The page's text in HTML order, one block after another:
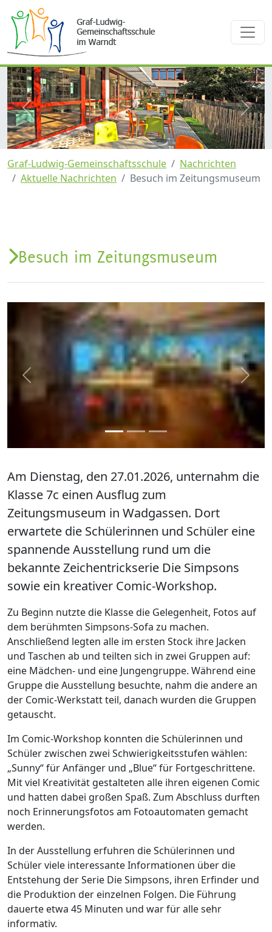
zurück
Graf-Ludwig-Gemeinschaftsschule
Nachrichten
Aktuelle Nachrichten
Besuch im Zeitungsmuseum
Besuch im Zeitungsmuseum
Am Dienstag, den 27.01.2026, unternahm die
Klasse 7c einen Ausflug zum
Zeitungsmuseum in Wadgassen. Dort
erwartete die Schülerinnen und Schüler eine
spannende Ausstellung rund um die
bekannte Zeichentrickserie Die Simpsons
sowie ein kreativer Comic-Workshop.
Zu Beginn nutzte die Klasse die Gelegenheit, Fotos auf
dem berühmten Simpsons-Sofa zu machen.
Anschließend legten alle im ersten Stock ihre Jacken
und Taschen ab und teilten sich in zwei Gruppen auf:
eine Mädchen- und eine Jungengruppe. Während eine
Gruppe die Ausstellung besuchte, nahm die andere an
der Comic-Werkstatt teil, danach wurden die Gruppen
getauscht.
Im Comic-Workshop konnten die Schülerinnen und
Schüler zwischen zwei Schwierigkeitsstufen wählen:
„Sunny“ für Anfänger und „Blue“ für Fortgeschrittene.
Mit viel Kreativität gestalteten alle ihren eigenen Comic
und hatten dabei großen Spaß. Zum Abschluss durften
noch Erinnerungsfotos am Fotoautomaten gemacht
werden.
In der Ausstellung erfuhren die Schülerinnen und
Schüler viele interessante Informationen über die
Entstehung der Serie Die Simpsons, ihren Erfinder und
die Produktion der einzelnen Folgen. Die Führung
dauerte etwa 45 Minuten und war für alle sehr
informativ.
zurück